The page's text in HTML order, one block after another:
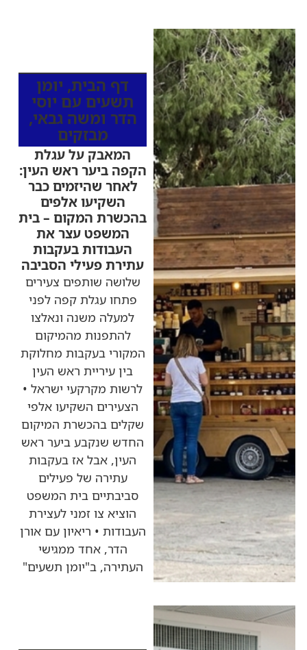
דף הבית, יומן
תשעים עם יוסי
הדר ומשה גבאי,
מבזקים
המאבק על עגלת
הקפה ביער ראש העין:
לאחר שהיזמים כבר
השקיעו אלפים
בהכשרת המקום – בית
המשפט עצר את
העבודות בעקבות
עתירת פעילי הסביבה
שלושה שותפים צעירים
פתחו עגלת קפה לפני
למעלה משנה ונאלצו
להתפנות מהמיקום
המקורי בעקבות מחלוקת
בין עיריית ראש העין
לרשות מקרקעי ישראל •
הצעירים השקיעו אלפי
שקלים בהכשרת המיקום
החדש שנקבע ביער ראש
העין, אבל אז בעקבות
עתירה של פעילים
סביבתיים בית המשפט
הוציא צו זמני לעצירת
העבודות • ריאיון עם אורן
הדר, אחד ממגישי
העתירה, ב"יומן תשעים"